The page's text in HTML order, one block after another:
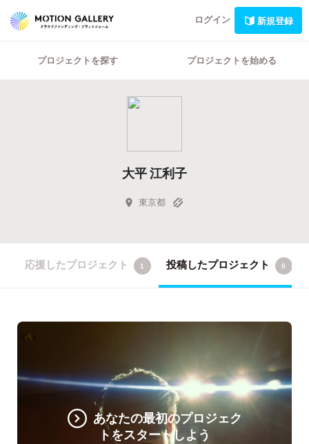
ログイン 新規登録
プロジェクトを探す プロジェクトを始める
大平 江利子
東京都
応援したプロジェクト 1 投稿したプロジェクト 0
あなたの最初のプロジェク
トをスタートしよう